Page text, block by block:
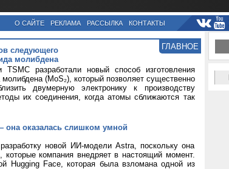
О САЙТЕ РЕКЛАМА РАССЫЛКА КОНТАКТЫ
ГЛАВНОЕ
следующего
молибдена
разработали новый способ изготовления
(MoS₂), который позволяет существенно
двумерную электронику к производству
их соединения, когда атомы сближаются так
она оказалась слишком умной
новой ИИ-модели Astra, поскольку она
которые компания внедряет в настоящий момент.
Hugging Face, которая была взломана одной из